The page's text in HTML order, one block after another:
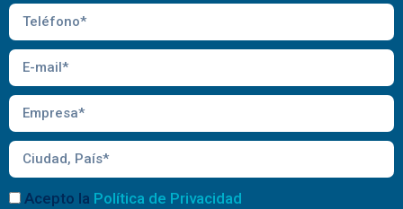
Acepto la Política de Privacidad